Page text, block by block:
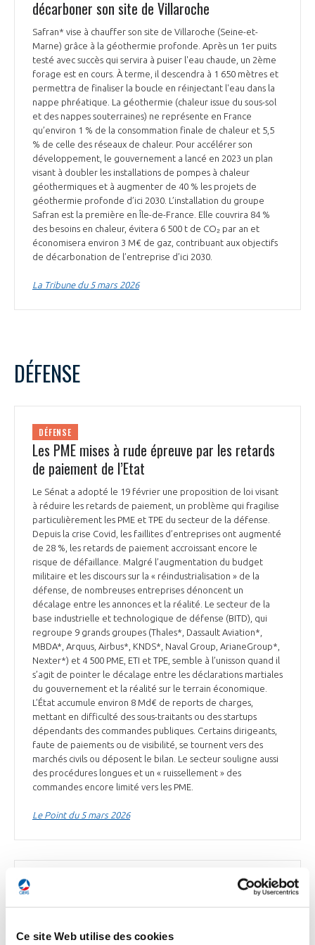
Ce site Web utilise des cookies
décarboner son site de Villaroche
Safran* vise à chauffer son site de Villaroche (Seine-et-
Marne) grâce à la géothermie profonde. Après un 1er puits
testé avec succès qui servira à puiser l'eau chaude, un 2ème
forage est en cours. À terme, il descendra à 1 650 mètres et
permettra de finaliser la boucle en réinjectant l'eau dans la
nappe phréatique. La géothermie (chaleur issue du sous-sol
et des nappes souterraines) ne représente en France
qu’environ 1 % de la consommation finale de chaleur et 5,5
% de celle des réseaux de chaleur. Pour accélérer son
développement, le gouvernement a lancé en 2023 un plan
visant à doubler les installations de pompes à chaleur
géothermiques et à augmenter de 40 % les projets de
géothermie profonde d’ici 2030. L’installation du groupe
Safran est la première en Île-de-France. Elle couvrira 84 %
des besoins en chaleur, évitera 6 500 t de CO₂ par an et
économisera environ 3 M€ de gaz, contribuant aux objectifs
de décarbonation de l’entreprise d’ici 2030.
La Tribune du 5 mars 2026
DÉFENSE
DÉFENSE
Les PME mises à rude épreuve par les retards
de paiement de l’Etat
Le Sénat a adopté le 19 février une proposition de loi visant
à réduire les retards de paiement, un problème qui fragilise
particulièrement les PME et TPE du secteur de la défense.
Depuis la crise Covid, les faillites d’entreprises ont augmenté
de 28 %, les retards de paiement accroissant encore le
risque de défaillance. Malgré l’augmentation du budget
militaire et les discours sur la « réindustrialisation » de la
défense, de nombreuses entreprises dénoncent un
décalage entre les annonces et la réalité. Le secteur de la
base industrielle et technologique de défense (BITD), qui
regroupe 9 grands groupes (Thales*, Dassault Aviation*,
MBDA*, Arquus, Airbus*, KNDS*, Naval Group, ArianeGroup*,
Nexter*) et 4 500 PME, ETI et TPE, semble à l’unisson quand il
s’agit de pointer le décalage entre les déclarations martiales
du gouvernement et la réalité sur le terrain économique.
L’État accumule environ 8 Md€ de reports de charges,
mettant en difficulté des sous-traitants ou des startups
dépendants des commandes publiques. Certains dirigeants,
faute de paiements ou de visibilité, se tournent vers des
marchés civils ou déposent le bilan. Le secteur souligne aussi
des procédures longues et un « ruissellement » des
commandes encore limité vers les PME.
Le Point du 5 mars 2026
KNDS et EOS Defence Systems renforcent leur